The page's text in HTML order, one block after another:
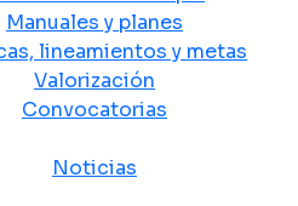
Manuales y planes
lineamientos y metas
Valorización
Convocatorias
Noticias